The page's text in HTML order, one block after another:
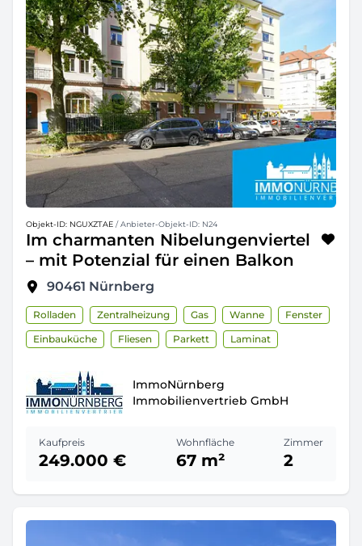
Objekt-ID: NGUXZTAE / Anbieter-Objekt-ID: N24
Im charmanten Nibelungenviertel
– mit Potenzial für einen Balkon
90461 Nürnberg
Rolladen Zentralheizung Gas Wanne
Fenster
Einbauküche
Fliesen Parkett Laminat
ImmoNürnberg
Immobilienvertrieb GmbH
Kaufpreis
249.000 €
Wohnfläche
67 m²
Zimmer
2